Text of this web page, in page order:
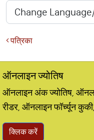
पत्रिका
ऑनलाइन ज्योतिष
ऑनलाइन अंक ज्योतिष,
रीडर, ऑनलाइन फॉर्च्यून
क्लिक करें